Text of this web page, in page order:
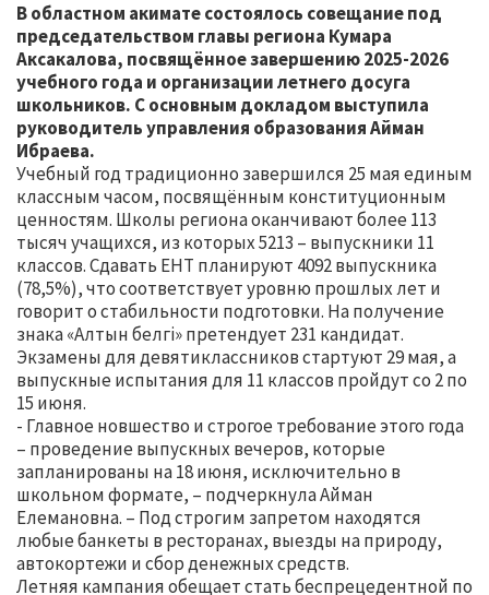
В областном акимате состоялось совещание под
председательством главы региона Кумара
Аксакалова, посвящённое завершению 2025-2026
учебного года и организации летнего досуга
школьников. С основным докладом выступила
руководитель управления образования Айман
Ибраева.
Учебный год традиционно завершился 25 мая единым
классным часом, посвящённым конституционным
ценностям. Школы региона оканчивают более 113
тысяч учащихся, из которых 5213 – выпускники 11
классов. Сдавать ЕНТ планируют 4092 выпускника
(78,5%), что соответствует уровню прошлых лет и
говорит о стабильности подготовки. На получение
знака «Алтын белгі» претендует 231 кандидат.
Экзамены для девятиклассников стартуют 29 мая, а
выпускные испытания для 11 классов пройдут со 2 по
15 июня.
- Главное новшество и строгое требование этого года
– проведение выпускных вечеров, которые
запланированы на 18 июня, исключительно в
школьном формате, – подчеркнула Айман
Елемановна. – Под строгим запретом находятся
любые банкеты в ресторанах, выезды на природу,
автокортежи и сбор денежных средств.
Летняя кампания обещает стать беспрецедентной по